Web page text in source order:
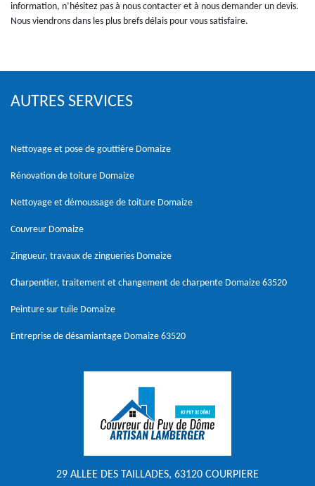
information, n’hésitez pas à nous contacter et à nous demander un devis.
Nous viendrons dans les plus brefs délais pour vous satisfaire.
AUTRES SERVICES
Nettoyage et pose de gouttière Domaize
Rénovation de toiture Domaize
Nettoyage et démoussage de toiture Domaize
Couvreur Domaize
Zingueur, travaux de zingueries Domaize
Charpentier, traitement et changement de charpente Domaize 63520
Peinture sur tuile Domaize
Entreprise de désamiantage Domaize 63520
29 ALLEE DES TAILLADES, 63120 COURPIERE